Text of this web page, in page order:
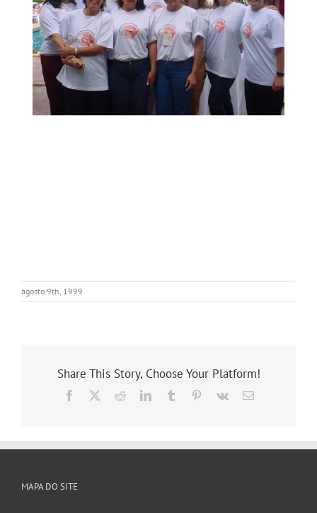
agosto 9th, 1999
Share This Story, Choose Your Platform!
Facebook RedditLinkedInTumblr Pinterest
Vk
E-
MAPA DO SITE